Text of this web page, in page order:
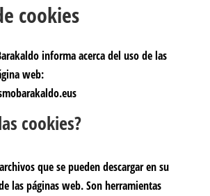
cookies
informa acerca del uso de las
web:
cookies?
que se pueden descargar en su
las páginas web. Son herramientas